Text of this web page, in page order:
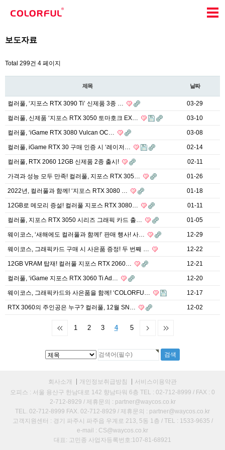
보도자료
Total 299건 4 페이지
제목 날짜
컬러풀, ‘지포스 RTX 3090 Ti’ 신제품 3종 … 03-29
컬러풀, 신제품 ‘지포스 RTX 3050 토마호크 EX… 03-10
컬러풀, ‘iGame RTX 3080 Vulcan OC… 03-08
컬러풀, iGame RTX 30 구매 인증 시 ‘레이저… 02-14
컬러풀, RTX 2060 12GB 신제품 2종 출시! 02-11
가격과 성능 모두 만족! 컬러풀, 지포스 RTX 305… 01-26
2022년, 컬러풀과 함께! ‘지포스 RTX 3080 … 01-18
12GB로 메모리 증설! 컬러풀 지포스 RTX 3080… 01-11
컬러풀, 지포스 RTX 3050 시리즈 그래픽 카드 출… 01-05
웨이코스, ‘새해에도 컬러풀과 함께!’ 판매 행사! 사… 12-29
웨이코스, 그래픽카드 구매 시 사은품 증정! 두 번째 … 12-22
12GB VRAM 탑재! 컬러풀 지포스 RTX 2060… 12-21
컬러풀, ‘iGame 지포스 RTX 3060 Ti Ad… 12-20
웨이코스, 그래픽카드와 사은품을 함께! ‘COLORFU… 12-17
RTX 3060의 주인공은 누구? 컬러풀, 12월 SN… 12-02
1 2 3 4 5
회사소개 개인정보취급방침
서비스이용약관
오피스 : 서울 용산구 한남대로 142 향남타워 6층 TEL : 02-712-8999 / FAX : 0
2-712-8929 / 제휴문의 : partner@waycos.co.kr
TEL. 02-712-8999 FAX. 02-712-8929 / 제휴문의 : partner@waycos.co.kr
고객지원센터 : 경기 파주시 파주읍 우계로 213, 5동 1층 / TEL : 1533-9635 /
e-mail : CS@waycos.co.kr
대표: 고민종 사업자등록번호:107-81-68921